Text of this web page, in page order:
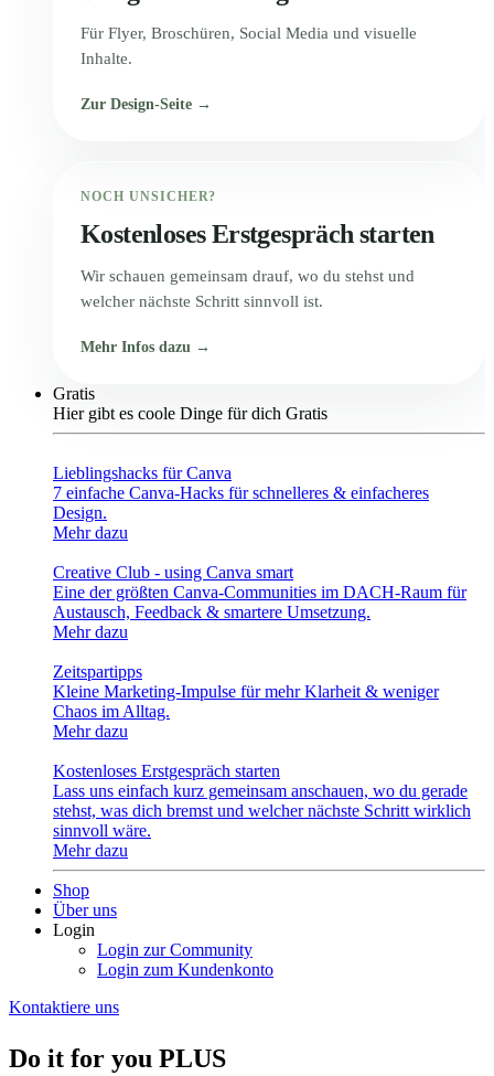
Für Flyer, Broschüren, Social Media und visuelle
Inhalte.
Zur Design-Seite →
NOCH UNSICHER?
Kostenloses Erstgespräch starten
Wir schauen gemeinsam drauf, wo du stehst und
welcher nächste Schritt sinnvoll ist.
Mehr Infos dazu →
Gratis
Hier gibt es coole Dinge für dich Gratis
Lieblingshacks für Canva
7 einfache Canva-Hacks für schnelleres & einfacheres
Design.
Mehr dazu
Creative Club - using Canva smart
Eine der größten Canva-Communities im DACH-Raum für
Austausch, Feedback & smartere Umsetzung.
Mehr dazu
Zeitspartipps
Kleine Marketing-Impulse für mehr Klarheit & weniger
Chaos im Alltag.
Mehr dazu
Kostenloses Erstgespräch starten
Lass uns einfach kurz gemeinsam anschauen, wo du gerade
stehst, was dich bremst und welcher nächste Schritt wirklich
sinnvoll wäre.
Mehr dazu
Shop
Über uns
Login
Login zur Community
Login zum Kundenkonto
Kontaktiere uns
Do it for you PLUS